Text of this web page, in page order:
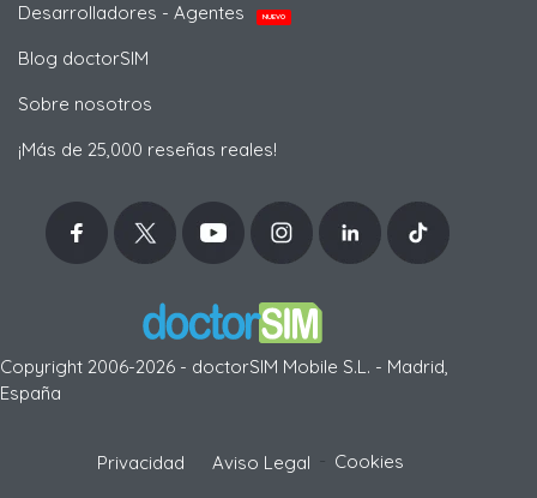
Desarrolladores - Agentes
NUEVO
Blog doctorSIM
Sobre nosotros
¡Más de 25,000 reseñas reales!
Copyright 2006-2026 - doctorSIM Mobile S.L. - Madrid,
España
Privacidad Aviso Legal Cookies